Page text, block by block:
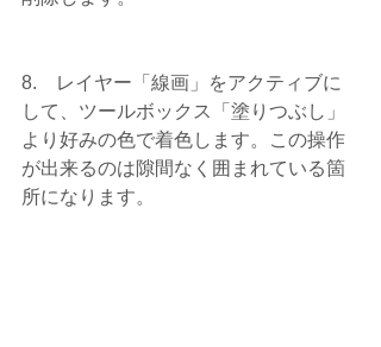
8.    レイヤー「線画」をアクティブに
して、ツールボックス「塗りつぶし」
より好みの色で着色します。この操作
が出来るのは隙間なく囲まれている箇
所になります。